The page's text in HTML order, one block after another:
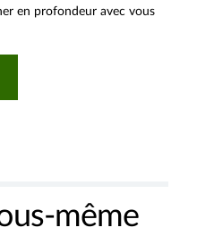
en profondeur avec vous
même